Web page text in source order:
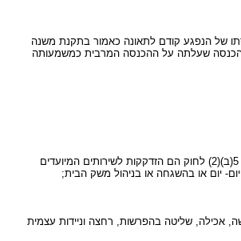
של הנפגע קודם לתאונה כאמור בתקנת משנה
שעלתה על ההכנסה המרבית כמשמעותה
צרכי סיעוד לענין סעיף 5(ב)(2) לחוק הם הזדקקות לשירותים המיועדים
יום או בהשגחה או בניהול משק הבית;
אכילה, שליטה בהפרשות, רחצה וניידות עצמית